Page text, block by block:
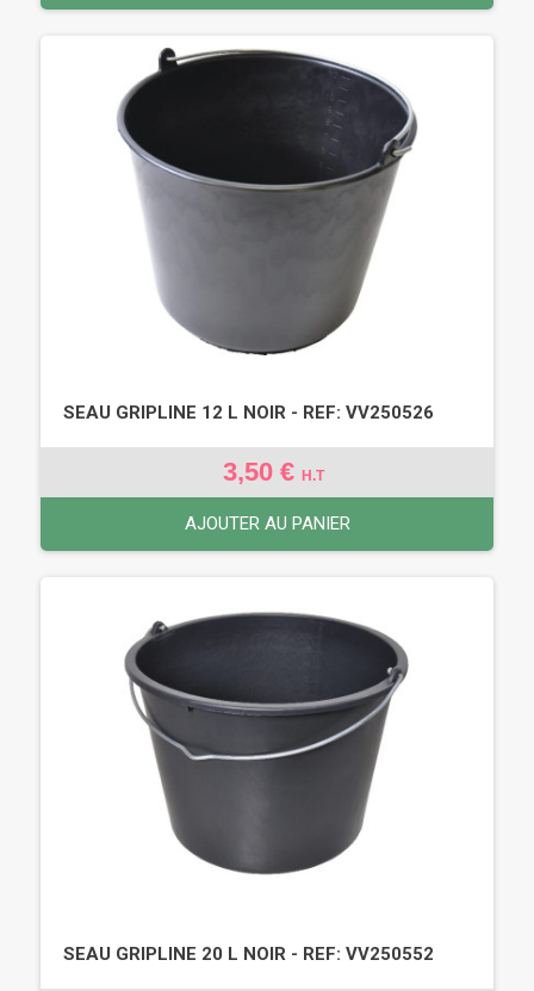
SEAU GRIPLINE 12 L NOIR - REF: VV250526
3,50 € H.T
AJOUTER AU PANIER
SEAU GRIPLINE 20 L NOIR - REF: VV250552